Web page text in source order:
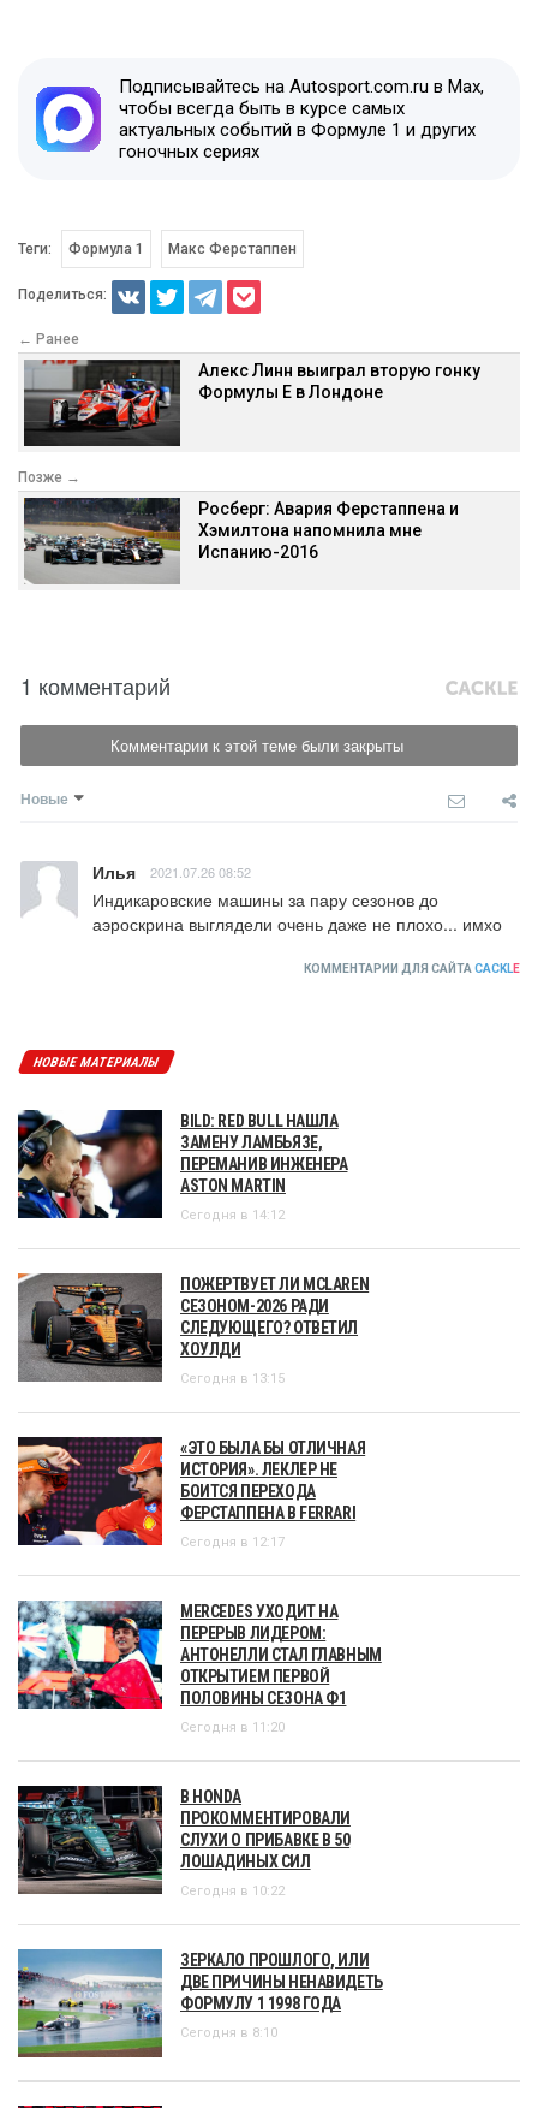
Подписывайтесь на Autosport.com.ru в Max,
чтобы всегда быть в курсе самых
актуальных событий в Формуле 1 и других
гоночных сериях
Теги: Формула 1 Макс Ферстаппен
Поделиться:
← Ранее
Алекс Линн выиграл вторую гонку
Формулы Е в Лондоне
Позже →
Росберг: Авария Ферстаппена и
Хэмилтона напомнила мне
Испанию-2016
1 комментарий
Комментарии к этой теме были закрыты
Новые
Илья 2021.07.26 08:52
Индикаровские машины за пару сезонов до
аэроскрина выглядели очень даже не плохо... имхо
КОММЕНТАРИИ ДЛЯ САЙТА CACKLE
НОВЫЕ МАТЕРИАЛЫ
BILD: RED BULL НАШЛА
ЗАМЕНУ ЛАМБЬЯЗЕ,
ПЕРЕМАНИВ ИНЖЕНЕРА
ASTON MARTIN
Сегодня в 14:12
ПОЖЕРТВУЕТ ЛИ MCLAREN
СЕЗОНОМ-2026 РАДИ
СЛЕДУЮЩЕГО? ОТВЕТИЛ
ХОУЛДИ
Сегодня в 13:15
«ЭТО БЫЛА БЫ ОТЛИЧНАЯ
ИСТОРИЯ». ЛЕКЛЕР НЕ
БОИТСЯ ПЕРЕХОДА
ФЕРСТАППЕНА В FERRARI
Сегодня в 12:17
MERCEDES УХОДИТ НА
ПЕРЕРЫВ ЛИДЕРОМ:
АНТОНЕЛЛИ СТАЛ ГЛАВНЫМ
ОТКРЫТИЕМ ПЕРВОЙ
ПОЛОВИНЫ СЕЗОНА Ф1
Сегодня в 11:20
В HONDA
ПРОКОММЕНТИРОВАЛИ
СЛУХИ О ПРИБАВКЕ В 50
ЛОШАДИНЫХ СИЛ
Сегодня в 10:22
ЗЕРКАЛО ПРОШЛОГО, ИЛИ
ДВЕ ПРИЧИНЫ НЕНАВИДЕТЬ
ФОРМУЛУ 1 1998 ГОДА
Сегодня в 8:10